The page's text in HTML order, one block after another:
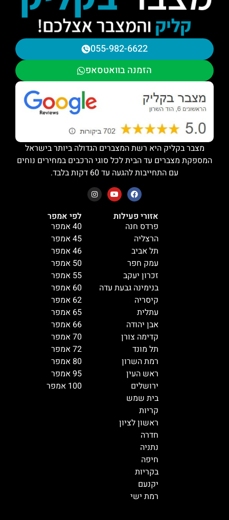
לפי אמפר
40 אמפר
45 אמפר
46 אמפר
50 אמפר
55 אמפר
60 אמפר
62 אמפר
65 אמפר
66 אמפר
70 אמפר
72 אמפר
80 אמפר
95 אמפר
100 אמפר
אזורי פעילות
פרדס חנה
הרצליה
תל אביב
עמק חפר
זכרון יעקב
בנימינה גבעת עדה
קיסריה
עתלית
אבן יהודה
קדימה צורן
תל מונד
רמת השרון
ראש העין
ירושלים
בית שמש
קריות
ראשון לציון
חדרה
נתניה
חיפה
בקריות
יקנעם
רמת ישי
055-982-6622
הזמנה בוואטסאפ
מצבר בקליק היא רשת המצברים הגדולה ביותר בישראל
המספקת מצברים עד הבית לכל סוגי הרכבים במחירים נוחים
עם התחייבות להגעה עד 60 דקות בלבד.